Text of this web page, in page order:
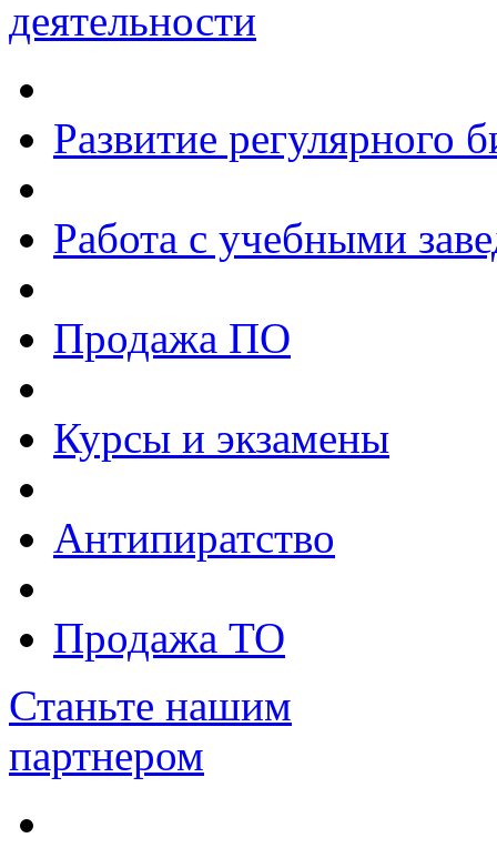
деятельности
Развитие регулярного
Работа с учебными
Продажа ПО
Курсы и экзамены
Антипиратство
Продажа ТО
Станьте нашим
партнером